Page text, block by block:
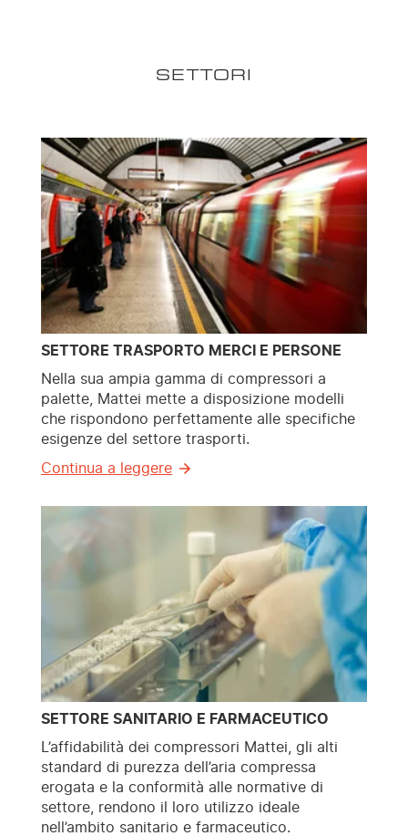
SETTORI
SETTORE TRASPORTO MERCI E PERSONE
Nella sua ampia gamma di compressori a
palette, Mattei mette a disposizione modelli
che rispondono perfettamente alle specifiche
esigenze del settore trasporti.
Continua a leggere
SETTORE SANITARIO E FARMACEUTICO
L’affidabilità dei compressori Mattei, gli alti
standard di purezza dell’aria compressa
erogata e la conformità alle normative di
settore, rendono il loro utilizzo ideale
nell’ambito sanitario e farmaceutico.